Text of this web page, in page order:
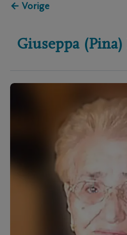
← Vorige
Giuseppa (Pina)